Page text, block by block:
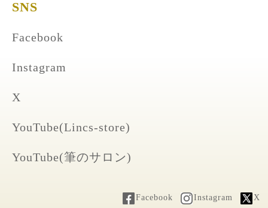
SNS
Facebook
Instagram
X
YouTube(Lincs-store)
YouTube(筆のサロン)
Facebook Instagram X